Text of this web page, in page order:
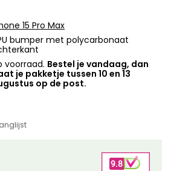
15 Pro Max
bumper met polycarbonaat
voorraad. Bestel je vandaag, dan
je pakketje tussen 10 en 13
op de post.